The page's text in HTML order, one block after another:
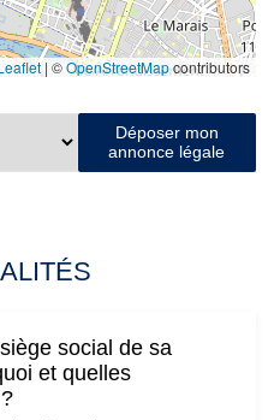
| ©OpenStreetMapcontributors
Déposer mon
annonce légale
social de sa
et quelles